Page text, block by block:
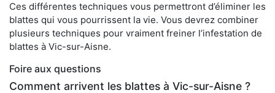
Ces différentes techniques vous permettront d’éliminer les
blattes qui vous pourrissent la vie. Vous devrez combiner
plusieurs techniques pour vraiment freiner l’infestation de
blattes à Vic-sur-Aisne.
Foire aux questions
Comment arrivent les blattes à Vic-sur-Aisne ?